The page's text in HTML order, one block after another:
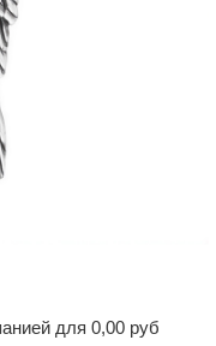
для 0,00 руб